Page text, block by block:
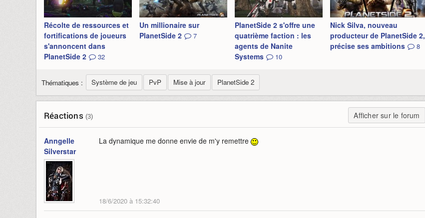
Récolte de ressources et
fortifications de joueurs
s'annoncent dans
PlanetSide 2
32
Un millionaire sur
PlanetSide 2
7
PlanetSide 2 s'offre une
quatrième faction : les
agents de Nanite
Systems
10
Nick Silva, nouveau
producteur de PlanetSide 2,
précise ses ambitions
8
Thématiques : Système de jeu PvP Mise à jour PlanetSide 2
Réactions (3) Afficher sur le forum
Anngelle
Silverstar
La dynamique me donne envie de m'y remettre
18/6/2020 à 15:32:40